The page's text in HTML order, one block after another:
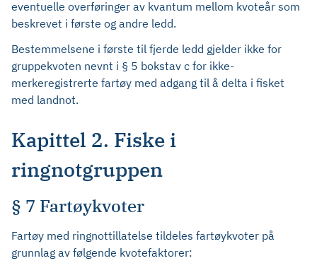
eventuelle overføringer av kvantum mellom kvoteår som
beskrevet i første og andre ledd.
Bestemmelsene i første til fjerde ledd gjelder ikke for
gruppekvoten nevnt i § 5 bokstav c for ikke-
merkeregistrerte fartøy med adgang til å delta i fisket
med landnot.
Kapittel 2. Fiske i
ringnotgruppen
§ 7 Fartøykvoter
Fartøy med ringnottillatelse tildeles fartøykvoter på
grunnlag av følgende kvotefaktorer: